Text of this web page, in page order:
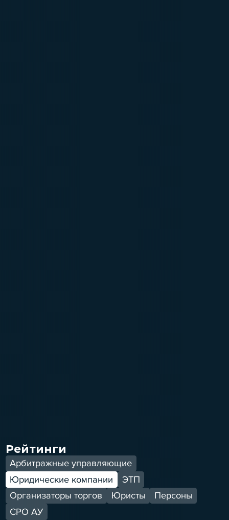
Рейтинги
Арбитражные управляющие
Юридические компании
ЭТП
Организаторы торгов
Юристы
Персоны
СРО АУ